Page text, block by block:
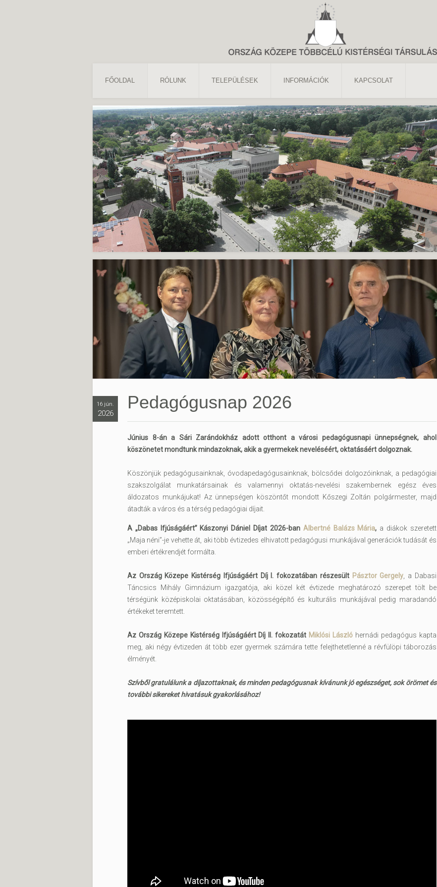
FŐOLDAL RÓLUNK TELEPÜLÉSEK INFORMÁCIÓK KAPCSOLAT
16 jún.
2026
Pedagógusnap 2026
Június 8-án a Sári Zarándokház adott otthont a városi pedagógusnapi ünnepségnek, ahol
köszönetet mondtunk mindazoknak, akik a gyermekek neveléséért, oktatásáért dolgoznak.
Köszönjük pedagógusainknak, óvodapedagógusainknak, bölcsődei dolgozóinknak, a pedagógiai
szakszolgálat munkatársainak és valamennyi oktatás-nevelési szakembernek egész éves
áldozatos munkájukat! Az ünnepségen köszöntőt mondott Kőszegi Zoltán polgármester, majd
átadták a város és a térség pedagógiai díjait.
A „Dabas Ifjúságáért” Kászonyi Dániel Díjat 2026-ban Albertné Balázs Mária, a diákok szeretett
„Maja néni”-je vehette át, aki több évtizedes elhivatott pedagógusi munkájával generációk tudását és
emberi értékrendjét formálta.
Az Ország Közepe Kistérség Ifjúságáért Díj I. fokozatában részesült Pásztor Gergely, a Dabasi
Táncsics Mihály Gimnázium igazgatója, aki közel két évtizede meghatározó szerepet tölt be
térségünk középiskolai oktatásában, közösségépítő és kulturális munkájával pedig maradandó
értékeket teremtett.
Az Ország Közepe Kistérség Ifjúságáért Díj II. fokozatát Miklósi László hernádi pedagógus kapta
meg, aki négy évtizeden át több ezer gyermek számára tette felejthetetlenné a révfülöpi táborozás
élményét.
Szívből gratulálunk a díjazottaknak, és minden pedagógusnak kívánunk jó egészséget, sok örömet és
további sikereket hivatásuk gyakorlásához!